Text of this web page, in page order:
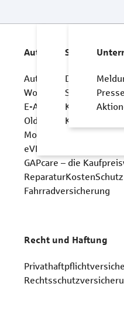
Produkte
Auto und Mobilität
Autoversicherung
Wohnwagen- und
E-Autoversicherung
Oldtimer- und
Motorradversicherung
eVB-Nummer
GAPcare – die
ReparaturKostenSchutz
Fahrradversicherung
Recht und Haftung
Service
Service
Dokumente &
Schaden
Kunden
Kundendaten
Unternehmen